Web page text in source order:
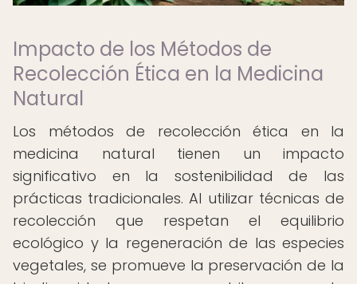
Impacto de los Métodos de
Recolección Ética en la Medicina
Natural
Los métodos de recolección ética en la
medicina natural tienen un impacto
significativo en la sostenibilidad de las
prácticas tradicionales. Al utilizar técnicas de
recolección que respetan el equilibrio
ecológico y la regeneración de las especies
vegetales, se promueve la preservación de la